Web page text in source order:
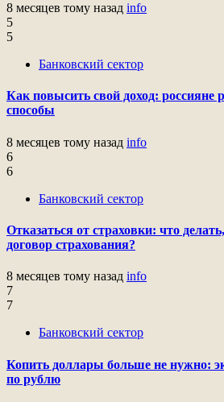
8 месяцев тому назад info
5
5
Банковский сектор
Как повысить свой доход: россияне
способы
8 месяцев тому назад info
6
6
Банковский сектор
Отказаться от страховки: что
договор страхования?
8 месяцев тому назад info
7
7
Банковский сектор
Копить доллары больше не нужно:
по рублю